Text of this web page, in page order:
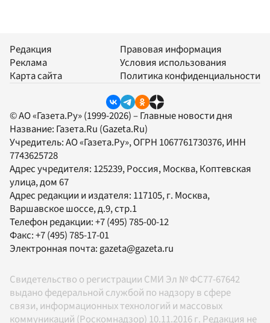
Редакция
Реклама
Карта сайта
Правовая информация
Условия использования
Политика конфиденциальности
© АО «Газета.Ру» (1999-2026) – Главные новости дня
Название: Газета.Ru (Gazeta.Ru)
Учредитель:АО «Газета.Ру», ОГРН 1067761730376, ИНН
7743625728
Адрес учредителя: 125239, Россия, Москва, Коптевская
улица, дом 67
Адрес редакции и издателя: 117105, г. Москва,
Варшавское шоссе, д.9, стр.1
Телефон редакции:+7 (495) 785-00-12
Факс:+7 (495) 785-17-01
Электронная почта:gazeta@gazeta.ru
Свидетельство о регистрации СМИ Эл № ФС77-67642
выдано федеральной службой по надзору в сфере
связи, информационных технологий и массовых
коммуникаций (Роскомнадзор) 10.11.2016 г. Редакция не